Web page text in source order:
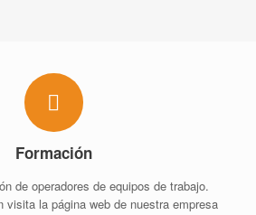
Formación
de operadores de equipos de trabajo.
visita la página web de nuestra empresa